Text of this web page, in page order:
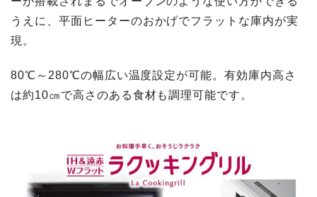
うえに、平面ヒーターのおかげでフラットな庫内が実
現。
80℃～280℃の幅広い温度設定が可能。有効庫内高さ
は約10㎝で高さのある食材も調理可能です。